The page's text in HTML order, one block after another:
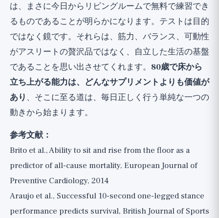
は、まさに今日からリビングルームで無料で練習でき
るものであることが明らかになります。テストは目的
ではなく鏡です。それらは、筋力、バランス、可動性
がアスリートの贅沢品ではなく、自立した生活の基盤
であることを思い出させてくれます。 80歳で床から
立ち上がる能力は、どんなサプリメントよりも価値が
あり 、そこに至る道は、毎日正しく行う単純な一つの
動きから始まります。
参考文献：
Brito et al., Ability to sit and rise from the floor as a
predictor of all-cause mortality, European Journal of
Preventive Cardiology, 2014
Araujo et al., Successful 10-second one-legged stance
performance predicts survival, British Journal of Sports